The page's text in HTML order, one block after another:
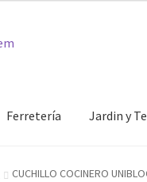
Ferretería Jardin y
CUCHILLO COCINERO